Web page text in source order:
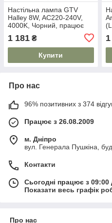
Настільна лампа GTV
Halley 8W, AC220-240V,
4000K, Чорний, працює
HAL8W-10-DEC)
1 181 ₴
Купити
Про нас
96% позитивних з 374
Працює з 26.08.2009
м. Дніпро
вул. Генерала Пушкіна,
Контакти
Сьогодні працює з 09:00
Показати весь графік
Про нас